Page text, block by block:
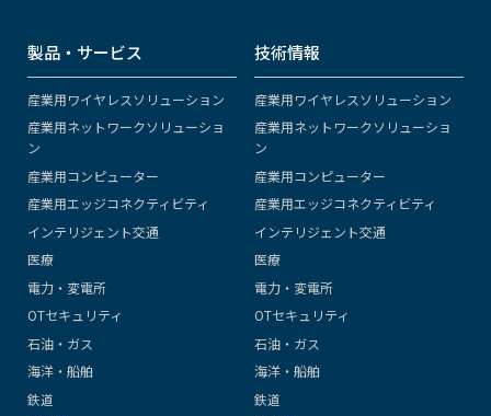
製品・サービス
産業用ワイヤレスソリューション
産業用ネットワークソリューショ
ン
産業用コンピューター
産業用エッジコネクティビティ
インテリジェント交通
医療
電力・変電所
OTセキュリティ
石油・ガス
海洋・船舶
鉄道
技術情報
産業用ワイヤレスソリューション
産業用ネットワークソリューショ
ン
産業用コンピューター
産業用エッジコネクティビティ
インテリジェント交通
医療
電力・変電所
OTセキュリティ
石油・ガス
海洋・船舶
鉄道